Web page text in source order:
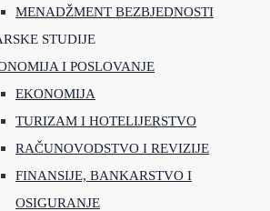
MENADŽMENT BEZBJEDNOSTI
STUDIJE
I POSLOVANJE
EKONOMIJA
TURIZAM I HOTELIJERSTVO
RAČUNOVODSTVO I REVIZIJE
FINANSIJE, BANKARSTVO I
OSIGURANJE